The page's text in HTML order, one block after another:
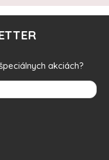
akciách?